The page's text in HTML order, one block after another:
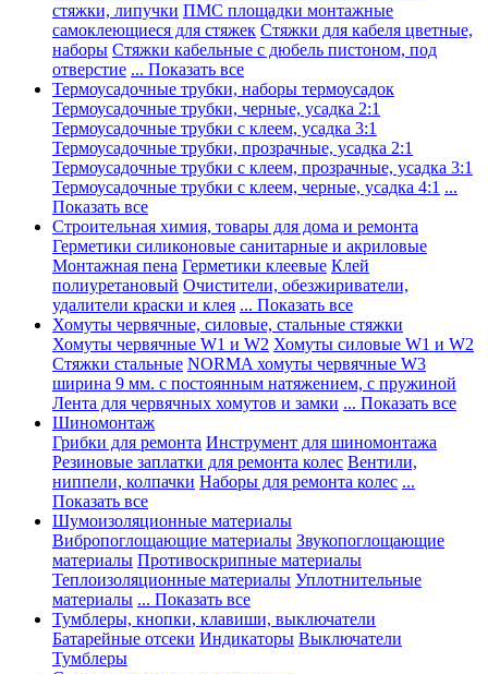
стяжки, липучки ПМС площадки монтажные
самоклеющиеся для стяжек Стяжки для кабеля цветные,
наборы Стяжки кабельные с дюбель пистоном, под
отверстие ... Показать все
Термоусадочные трубки, наборы термоусадок
Термоусадочные трубки, черные, усадка 2:1
Термоусадочные трубки с клеем, усадка 3:1
Термоусадочные трубки, прозрачные, усадка 2:1
Термоусадочные трубки с клеем, прозрачные, усадка 3:1
Термоусадочные трубки с клеем, черные, усадка 4:1 ...
Показать все
Строительная химия, товары для дома и ремонта
Герметики силиконовые санитарные и акриловые
Монтажная пена Герметики клеевые Клей
полиуретановый Очистители, обезжириватели,
удалители краски и клея ... Показать все
Хомуты червячные, силовые, стальные стяжки
Хомуты червячные W1 и W2 Хомуты силовые W1 и W2
Стяжки стальные NORMA хомуты червячные W3
ширина 9 мм. с постоянным натяжением, с пружиной
Лента для червячных хомутов и замки ... Показать все
Шиномонтаж
Грибки для ремонта Инструмент для шиномонтажа
Резиновые заплатки для ремонта колес Вентили,
ниппели, колпачки Наборы для ремонта колес ...
Показать все
Шумоизоляционные материалы
Вибропоглощающие материалы Звукопоглощающие
материалы Противоскрипные материалы
Теплоизоляционные материалы Уплотнительные
материалы ... Показать все
Тумблеры, кнопки, клавиши, выключатели
Батарейные отсеки Индикаторы Выключатели
Тумблеры